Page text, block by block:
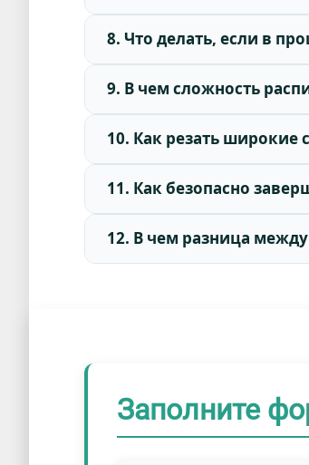
8. Что делать, если в
9. В чем сложность
10. Как резать широкие
11. Как безопасно
12. В чем разница
Заполните